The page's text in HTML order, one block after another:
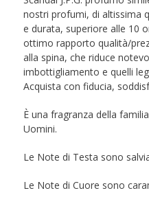
nostri profumi, di altissima
e durata, superiore alle 10
ottimo rapporto qualità/
alla spina, che riduce
imbottigliamento e quelli
Acquista con fiducia,
È una fragranza della
Uomini.
Le Note di Testa sono
Le Note di Cuore sono